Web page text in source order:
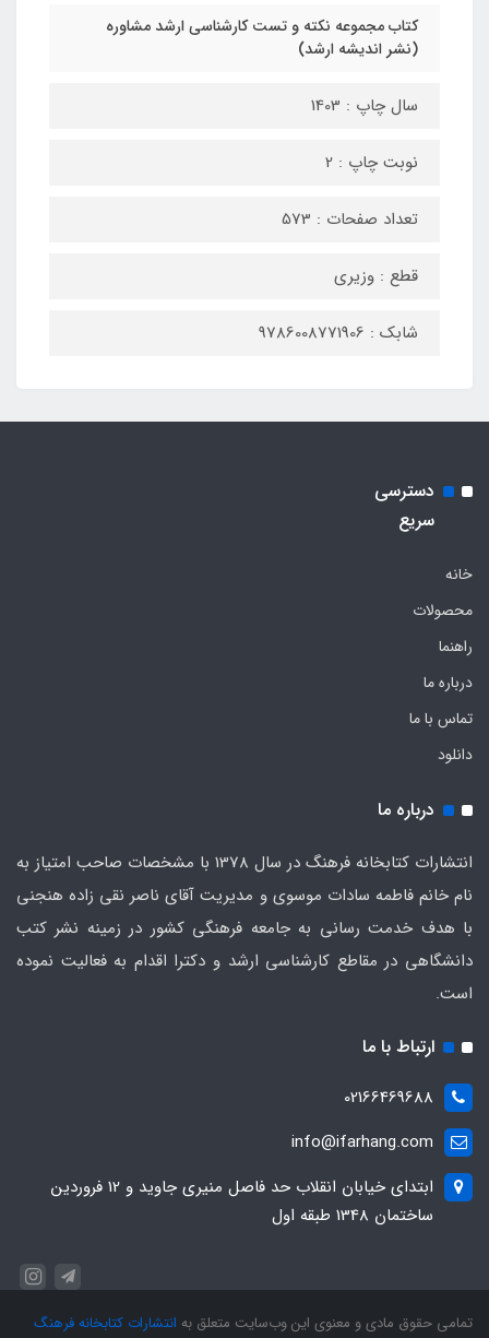
کتاب مجموعه نکته و تست کارشناسی ارشد مشاوره
(نشر اندیشه ارشد)
سال چاپ : 1403
نوبت چاپ : 2
تعداد صفحات : 573
قطع : وزیری
شابک : 9786008771906
دسترسی
سریع
خانه
محصولات
راهنما
درباره ما
تماس با ما
دانلود
درباره ما
انتشارات کتابخانه فرهنگ در سال 1378 با مشخصات صاحب امتیاز به
نام خانم فاطمه سادات موسوی و مدیریت آقای ناصر نقی زاده هنجنی
با هدف خدمت رسانی به جامعه فرهنگی کشور در زمینه نشر کتب
دانشگاهی در مقاطع کارشناسی ارشد و دکترا اقدام به فعالیت نموده
است.
ارتباط با ما
02166469688
info@ifarhang.com
ابتداي خيابان انقلاب حد فاصل منيري جاويد و 12 فروردين
ساختمان 1348 طبقه اول
تمامی حقوق مادی و معنوی این وب‌سایت متعلق به انتشارات کتابخانه فرهنگ